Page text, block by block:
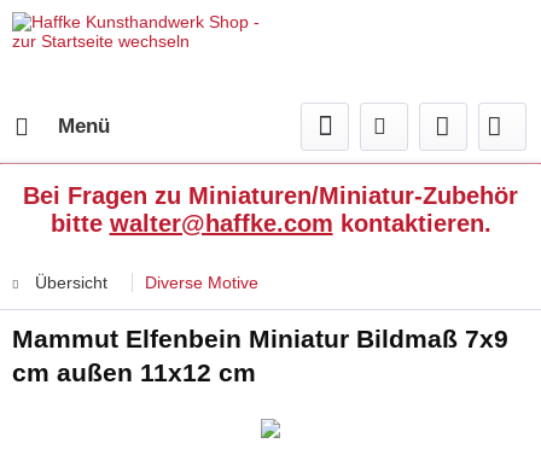
Menü
Bei Fragen zu Miniaturen/Miniatur-Zubehör
bitte walter@haffke.com kontaktieren.
Übersicht Diverse Motive
Mammut Elfenbein Miniatur Bildmaß 7x9
cm außen 11x12 cm